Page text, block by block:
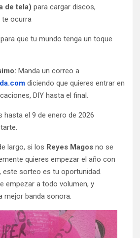
de tela) para cargar discos,
te ocurra
para que tu mundo tenga un toque
Manda un correo a
diciendo que quieres entrar en
DIY hasta el final.
hasta el 9 de enero de 2026
largo, si los Reyes Magos no se
quieres empezar el año con
este sorteo es tu oportunidad.
empezar a todo volumen, y
banda sonora.